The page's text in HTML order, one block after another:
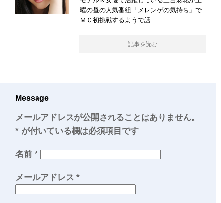
曜の昼の人気番組「メレンゲの気持ち」で
ＭＣ初挑戦するようで話
記事を読む
Message
メールアドレスが公開されることはありません。
* が付いている欄は必須項目です
名前 *
メールアドレス *